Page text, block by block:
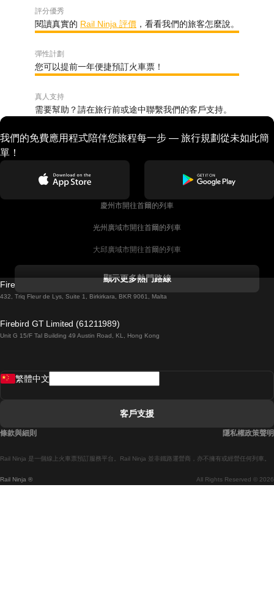
評分優秀
閱讀真實的 Rail Ninja 評價 ，看看我們的旅客怎麼說。
彈性計劃
您可以提前一年便捷預訂火車票！
真人支持
需要幫助？請在旅行前或途中聯繫我們的客戶支持。
我們的免費應用程式陪伴您旅程每一步 — 旅行規劃從未如此簡
單！
慶州市開往首爾的列車
光州廣域市開往首爾的列車
大邱廣域市開往首爾的列車
都柏林開往戈尔韦的列車
羅馬開往拿坡里的列車
顯示更多熱門路線
Firebird GT Limited (OC 1451)
432, Triq Fleur de Lys, Suite 1, Birkirkara, BKR 9061, Malta
Firebird GT Limited (61211989)
Unit G 15/F Tal Building 49 Austin Road, KL, Hong Kong
Rail Ninja ® All Rights Reserved © 2026
Rail Ninja 是一個線上火車票預訂服務平台。Rail Ninja 並非鐵路運營商，亦不擁有或經營任何列車。
繁體中文
客戶支援
條款與細則 隱私權政策聲明